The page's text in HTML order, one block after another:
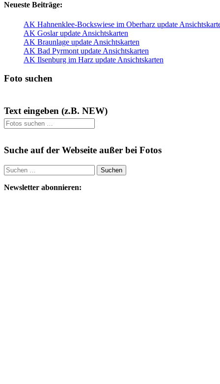
Neueste Beiträge:
AK Hahnenklee-Bockswiese im Oberharz update
AK Goslar update Ansichtskarten
AK Braunlage update Ansichtskarten
AK Bad Pyrmont update Ansichtskarten
AK Ilsenburg im Harz update Ansichtskarten
Foto suchen
Text eingeben (z.B. NEW)
Suche auf der Webseite außer bei Fotos
Suchen
nach:
Newsletter abonnieren: